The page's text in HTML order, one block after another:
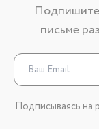
письме
Подписываясь на